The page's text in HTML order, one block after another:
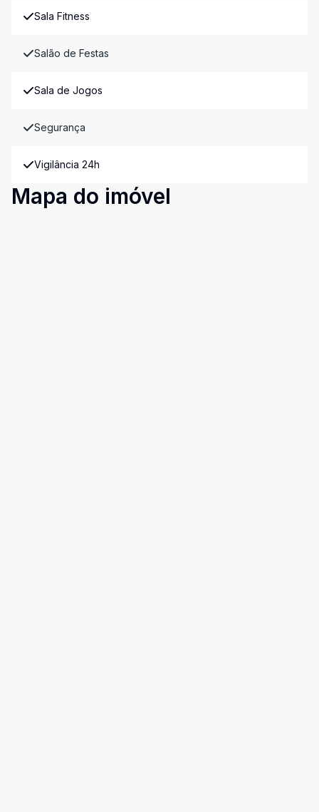
Sala Fitness
Salão de Festas
Sala de Jogos
Segurança
Vigilância 24h
Mapa do imóvel